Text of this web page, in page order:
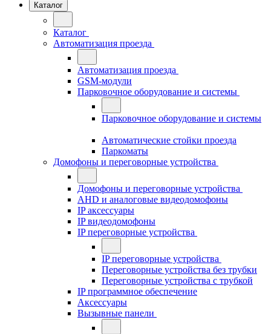
Каталог
Каталог
Автоматизация проезда
Автоматизация проезда
GSM-модули
Парковочное оборудование и системы
Парковочное оборудование и системы
Автоматические стойки проезда
Паркоматы
Домофоны и переговорные устройства
Домофоны и переговорные устройства
AHD и аналоговые видеодомофоны
IP аксессуары
IP видеодомофоны
IP переговорные устройства
IP переговорные устройства
Переговорные устройства без трубки
Переговорные устройства с трубкой
IP программное обеспечение
Аксессуары
Вызывные панели